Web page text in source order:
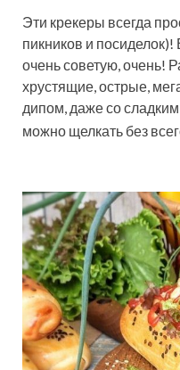
Эти крекеры всегда
пикников и
очень советую, очень!
хрустящие, острые,
дипом, даже со
можно щелкать без